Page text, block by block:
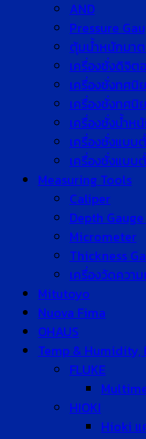
AND
Pressure
ตุ้มน้ำหนักมา
เครื่องชั่งดิจิต
เครื่องชั่งทศนิ
เครื่องชั่งทศนิ
เครื่องชั่งน้ำ
เครื่องชั่งแบบ
เครื่องชั่งแบบ
Measuring Tools
Caliper
Depth
Micrometer
Thickness
เครื่องวัดควา
Mitutoyo
Nuova Fima
OHAUS
Temp &
FLUKE
HIOKI
Hioki แ